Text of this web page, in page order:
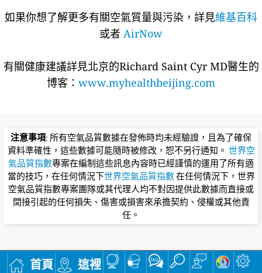
如果你想了解更多有關空氣質量與污染，詳見維基百科
或者 AirNow
有關健康建議詳​​見北京的Richard Saint Cyr MD醫生的
博客： www.myhealthbeijing.com
注意事項: 所有空氣品質數據在發佈時均未經驗證，且為了確保
資料準確性，這些數據可能隨時被修改，恕不另行通知。 世界空
氣品質指數專案在編制這些訊息內容時已經謹慎的運用了所有適
當的技巧，在任何情況下世界空氣品質指數在任何情況下，世界
空氣品質指數專案團隊或其代理人均不對因提供此數據而直接或
間接引起的任何損失、傷害或損害來承擔契約、侵權或其他責
任。
首頁 這裡